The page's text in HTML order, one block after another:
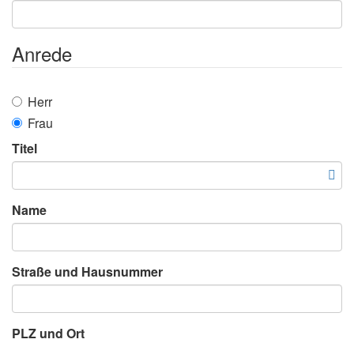
Anrede
Herr
Frau
Titel
Name
Straße und Hausnummer
PLZ und Ort